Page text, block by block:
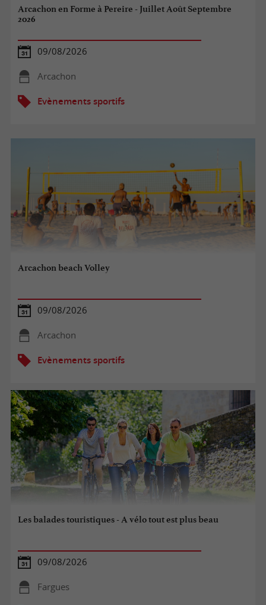
Arcachon en Forme à Pereire - Juillet Août Septembre
2026
09/08/2026
Arcachon
Evènements sportifs
Arcachon beach Volley
09/08/2026
Arcachon
Evènements sportifs
Les balades touristiques - A vélo tout est plus beau
09/08/2026
Fargues